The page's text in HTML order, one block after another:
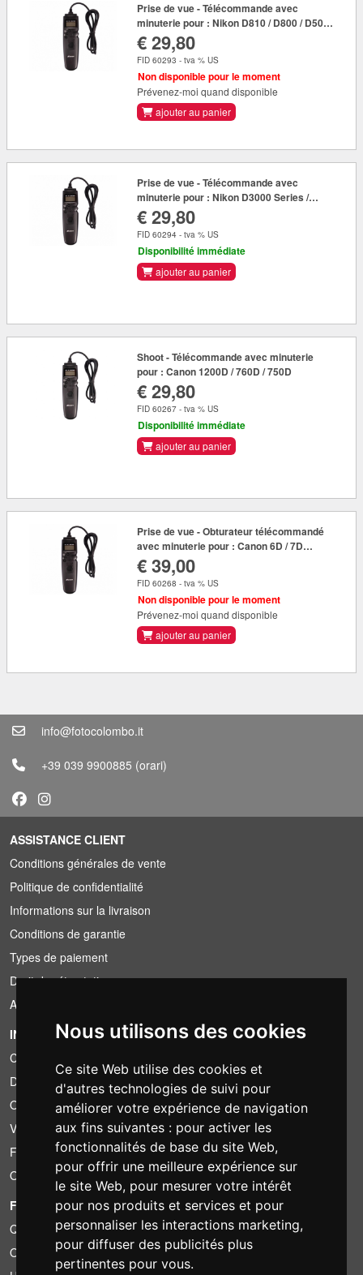
Nous utilisons des cookies
Ce site Web utilise des cookies et
d'autres technologies de suivi pour
améliorer votre expérience de navigation
aux fins suivantes : pour activer les
fonctionnalités de base du site Web,
pour offrir une meilleure expérience sur
le site Web, pour mesurer votre intérêt
pour nos produits et services et pour
personnaliser les interactions marketing,
pour diffuser des publicités plus
pertinentes pour vous.
Prise de vue - Télécommande avec
minuterie pour : Nikon D810 / D800 / D500
/ D610 / D300
€ 29,80
FID 60293 - tva % US
Non disponible pour le moment
Prévenez-moi quand disponible
ajouter au panier
Prise de vue - Télécommande avec
minuterie pour : Nikon D3000 Series /
D5000 Series / D7000 Series /
€ 29,80
FID 60294 - tva % US
Disponibilité immédiate
ajouter au panier
Shoot - Télécommande avec minuterie
pour : Canon 1200D / 760D / 750D
€ 29,80
FID 60267 - tva % US
Disponibilité immédiate
ajouter au panier
Prise de vue - Obturateur télécommandé
avec minuterie pour : Canon 6D / 7D
series / 5D series
€ 39,00
FID 60268 - tva % US
Non disponible pour le moment
Prévenez-moi quand disponible
ajouter au panier
info@fotocolombo.it
+39 039 9900885 (orari)
ASSISTANCE CLIENT
Conditions générales de vente
Politique de confidentialité
Informations sur la livraison
Conditions de garantie
Types de paiement
Droit de rétractation
Application de la TVA
INFORMATION
Conditions de location
Devis
Offre groupée
Vous avez trouvé moins cher?
Financement
Occasion
FOTOCOLOMBO.IT
Qui sommes-nous
Où nous trouver